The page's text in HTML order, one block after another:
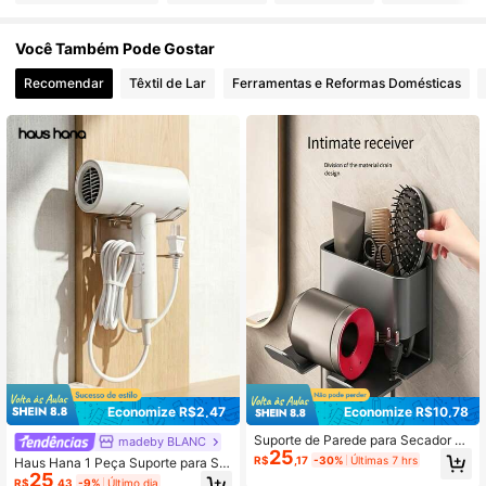
4,62 72 Seguidores
72 Seguidores
4,62 72 Seguidores
4,62 72 Seguidores
Você Também Pode Gostar
Recomendar Têxtil de Lar Ferramentas e Reformas Domésticas
Economize R$2,47
madeby BLANC
Haus Hana 1 Peça Suporte para Se
cador de Cabelo para Banheiro, Pra
R$25 ,43 -9% Último dia
Economize R$10,78
Suporte de Parede para Secador de
Cabelo Sem Furos, Prateleira de Ar
mazenamento de Banheiro Econom
R$25 ,17 -30% Últimas 7 hrs